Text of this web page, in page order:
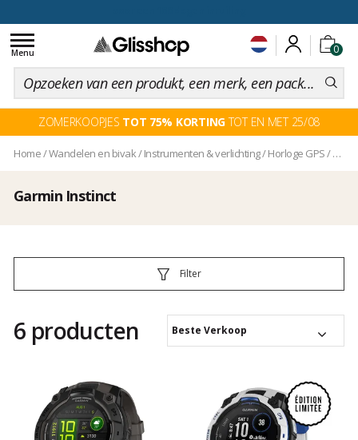
0
Toggle
navigation
Menu
ZOMERKOOPJES TOT 75% KORTINGTOT EN MET 25/08
Home/Wandelen en bivak/Instrumenten & verlichting/Horloge GPS/
Garmin Instinct
Filter
6 producten Beste Verkoop